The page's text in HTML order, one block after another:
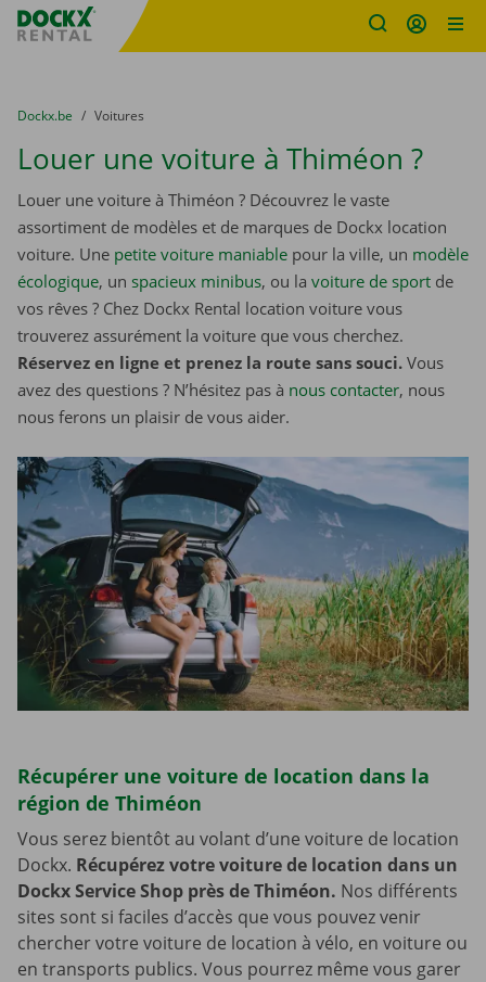
sitename
You are here:
du
Dockx.be to
Voitures
Louer une voiture à Thiméon ?
Louer une voiture à Thiméon ? Découvrez le vaste
assortiment de modèles et de marques de Dockx location
voiture. Une petite voiture maniable pour la ville, un modèle
écologique, un spacieux minibus, ou la voiture de sport de
vos rêves ? Chez Dockx Rental location voiture vous
trouverez assurément la voiture que vous cherchez.
Réservez en ligne et prenez la route sans souci. Vous
avez des questions ? N’hésitez pas à nous contacter, nous
nous ferons un plaisir de vous aider.
Récupérer une voiture de location dans la
région de Thiméon
Vous serez bientôt au volant d’une voiture de location
Dockx. Récupérez votre voiture de location dans un
Dockx Service Shop près de Thiméon. Nos différents
sites sont si faciles d’accès que vous pouvez venir
chercher votre voiture de location à vélo, en voiture ou
en transports publics. Vous pourrez même vous garer